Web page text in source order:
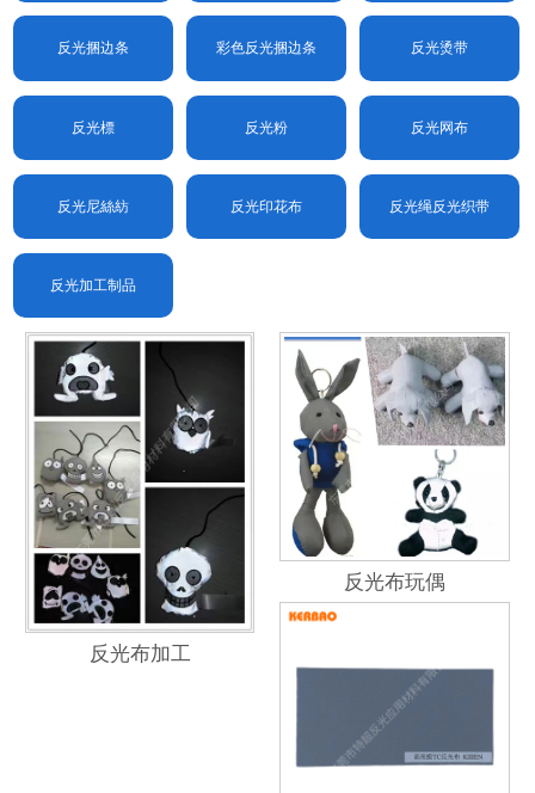
反光捆边条 彩色反光捆边条 反光烫带
反光標 反光粉 反光网布
反光尼絲紡 反光印花布 反光绳反光织带
反光加工制品
反光布加工
反光布玩偶